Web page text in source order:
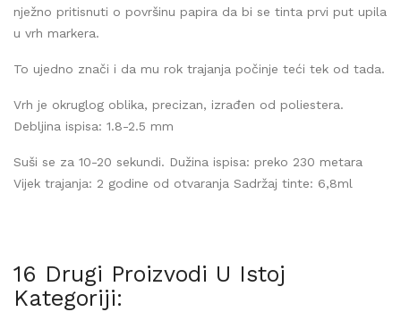
nježno pritisnuti o površinu papira da bi se tinta prvi put upila
u vrh markera.
To ujedno znači i da mu rok trajanja počinje teći tek od tada.
Vrh je okruglog oblika, precizan, izrađen od poliestera.
Debljina ispisa: 1.8-2.5 mm
Suši se za 10-20 sekundi. Dužina ispisa: preko 230 metara
Vijek trajanja: 2 godine od otvaranja Sadržaj tinte: 6,8ml
16 Drugi Proizvodi U Istoj
Kategoriji: